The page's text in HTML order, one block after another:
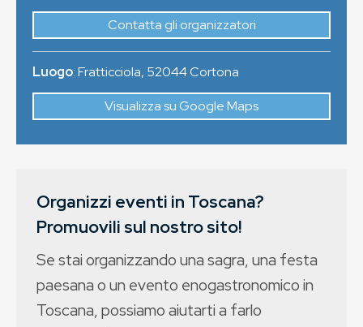
Contatta gli organizzatori
Luogo:Fratticciola, 52044Cortona
Visualizza su Google Maps
Organizzi eventi in Toscana?
Promuovili sul nostro sito!
Se stai organizzando una sagra, una festa
paesana o un evento enogastronomico in
Toscana, possiamo aiutarti a farlo